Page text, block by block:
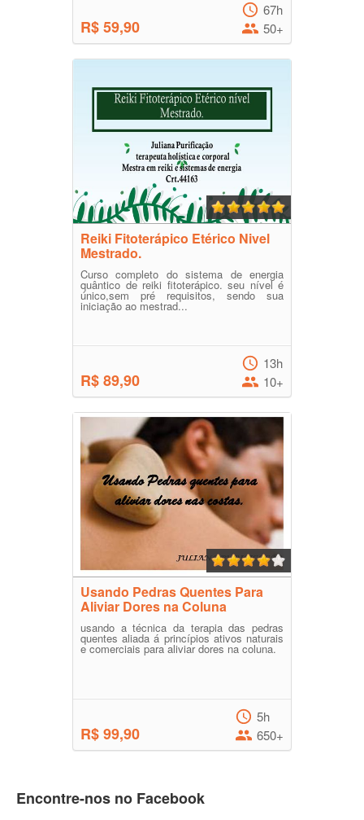
R$ 59,90
67h
50+
Reiki Fitoterápico Etérico Nivel
Mestrado.
Curso completo do sistema de energia
quântico de reiki fitoterápico. seu nível é
único,sem pré requisitos, sendo sua
iniciação ao mestrad...
R$ 89,90
13h
10+
Usando Pedras Quentes Para
Aliviar Dores na Coluna
usando a técnica da terapia das pedras
quentes aliada á princípios ativos naturais
e comerciais para aliviar dores na coluna.
R$ 99,90
5h
650+
Encontre-nos no Facebook